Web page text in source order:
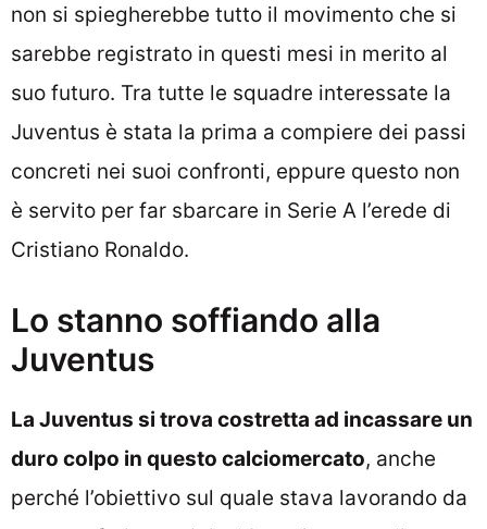
non si spiegherebbe tutto il movimento che si
sarebbe registrato in questi mesi in merito al
suo futuro. Tra tutte le squadre interessate la
Juventus è stata la prima a compiere dei passi
concreti nei suoi confronti, eppure questo non
è servito per far sbarcare in Serie A l’erede di
Cristiano Ronaldo.
Lo stanno soffiando alla
Juventus
La Juventus si trova costretta ad incassare un
duro colpo in questo calciomercato, anche
perché l’obiettivo sul quale stava lavorando da